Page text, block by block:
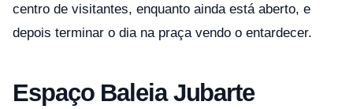
centro de visitantes, enquanto ainda está aberto, e
depois terminar o dia na praça vendo o entardecer.
Espaço Baleia Jubarte